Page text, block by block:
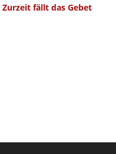
Zurzeit fällt das Gebet